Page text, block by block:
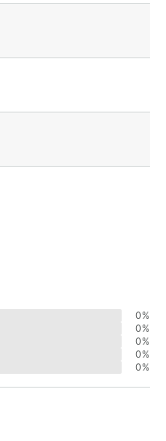
0%
0%
0%
0%
0%